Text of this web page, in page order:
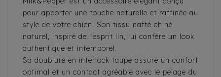
pour apporter une touche naturelle et raffinée au
style de votre chien. Son tissu natté chiné
naturel, inspiré de l’esprit lin, lui confère un look
authentique et intemporel.
Sa doublure en interlock taupe assure un confort
optimal et un contact agréable avec le pelage du